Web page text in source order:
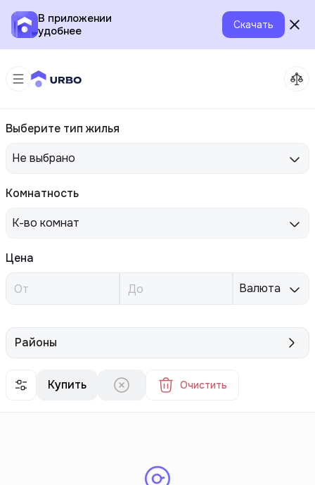
В приложении
удобнее
Скачать
Выберите тип жилья
Не выбрано
Комнатность
К-во комнат
Цена
Валюта
Районы
Купить Очистить